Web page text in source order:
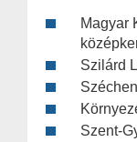
Magyar
Szilárd
Szent-